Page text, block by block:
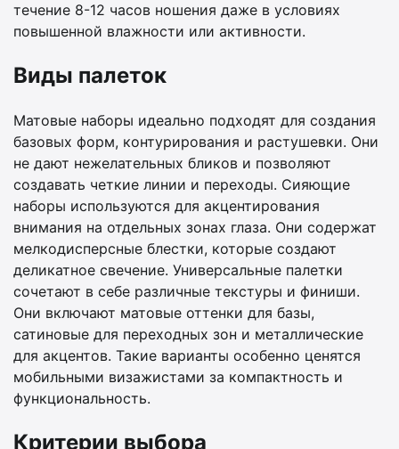
течение 8-12 часов ношения даже в условиях
повышенной влажности или активности.
Виды палеток
Матовые наборы идеально подходят для создания
базовых форм, контурирования и растушевки. Они
не дают нежелательных бликов и позволяют
создавать четкие линии и переходы. Сияющие
наборы используются для акцентирования
внимания на отдельных зонах глаза. Они содержат
мелкодисперсные блестки, которые создают
деликатное свечение. Универсальные палетки
сочетают в себе различные текстуры и финиши.
Они включают матовые оттенки для базы,
сатиновые для переходных зон и металлические
для акцентов. Такие варианты особенно ценятся
мобильными визажистами за компактность и
функциональность.
Критерии выбора